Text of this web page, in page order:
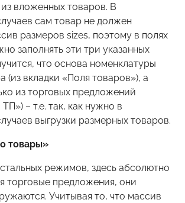
вложенных товаров. В
сам товар не должен
размеров sizes, поэтому в полях
заполнять эти три указанных
что основа номенклатуры
(из вкладки «Поля товаров»), а
из торговых предложений
– т.е. так, как нужно в
выгрузки размерных товаров.
товары»
режимов, здесь абсолютно
торговые предложения, они
Учитывая то, что массив